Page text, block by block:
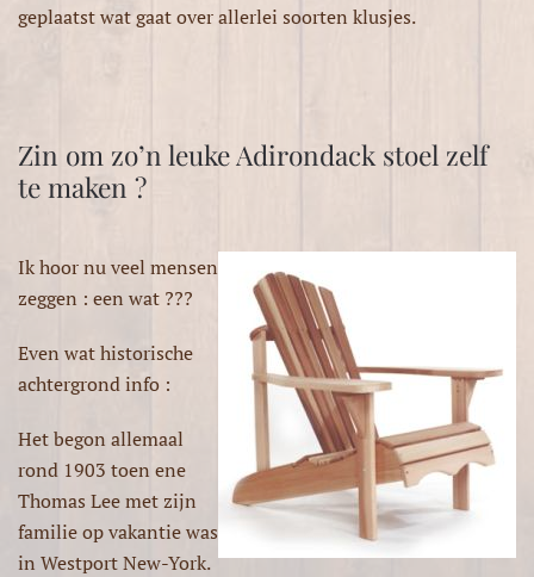
geplaatst wat gaat over allerlei soorten klusjes.
Zin om zo’n leuke Adirondack stoel zelf
te maken ?
Ik hoor nu veel mensen
zeggen : een wat ???
Even wat historische
achtergrond info :
Het begon allemaal
rond 1903 toen ene
Thomas Lee met zijn
familie op vakantie was
in Westport New-York.